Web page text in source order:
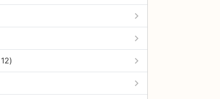
keyboard_arrow_right
keyboard_arrow_right
keyboard_arrow_right
keyboard_arrow_right